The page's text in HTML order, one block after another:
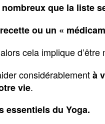
que la liste
ou un «
cela implique
considérablementà
vie.
essentiels du Yoga.